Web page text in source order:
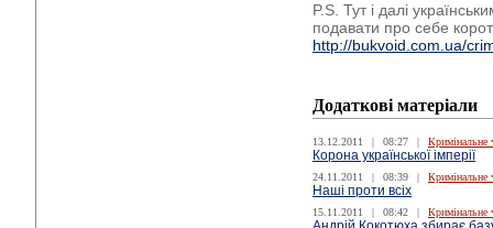
P.S. Тут і далі
подавати про себе
http://bukvoid.com.ua/
Додаткові матеріали
13.12.2011 | 08:27 | Кримінальне
Корона української імперії
24.11.2011 | 08:39 | Кримінальне
Наші проти всіх
15.11.2011 | 08:42 | Кримінальне